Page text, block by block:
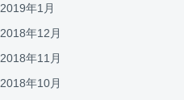
2019年1月
2018年12月
2018年11月
2018年10月